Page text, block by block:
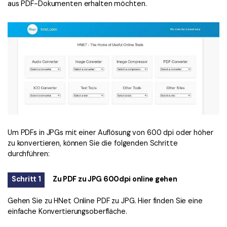
aus PDF-Dokumenten erhalten möchten.
Um PDFs in JPGs mit einer Auflösung von 600 dpi oder höher
zu konvertieren, können Sie die folgenden Schritte
durchführen:
Schritt 1 Zu PDF zu JPG 600dpi online gehen
Gehen Sie zu HNet Online PDF zu JPG. Hier finden Sie eine
einfache Konvertierungsoberfläche.